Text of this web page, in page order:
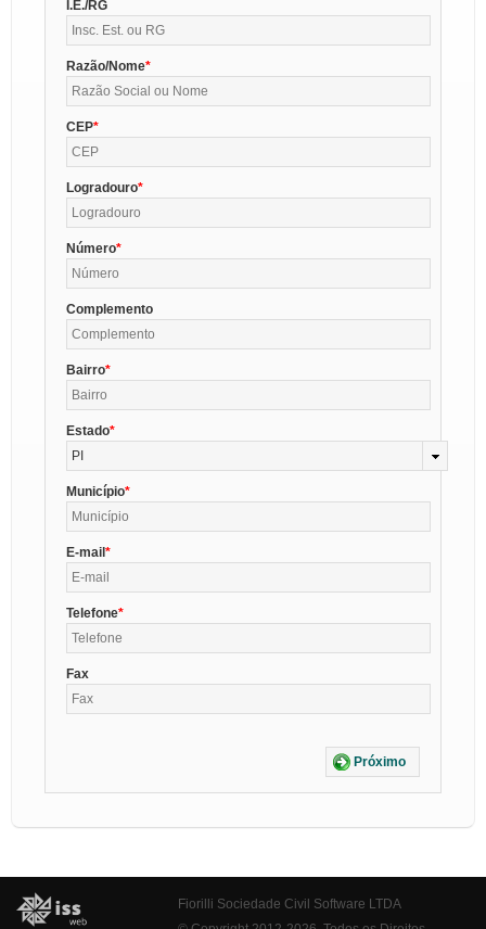
I.E./RG
Razão/Nome
CEP
Logradouro
Número
Complemento
Bairro
Estado
PI
Município
E-mail
Telefone
Fax
Próximo
Fiorilli Sociedade Civil Software LTDA